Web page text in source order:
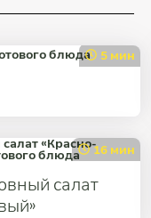
5 мин
16 мин
салат